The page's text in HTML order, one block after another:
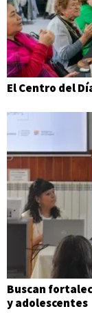
El Centro del
Buscan
y adolescentes